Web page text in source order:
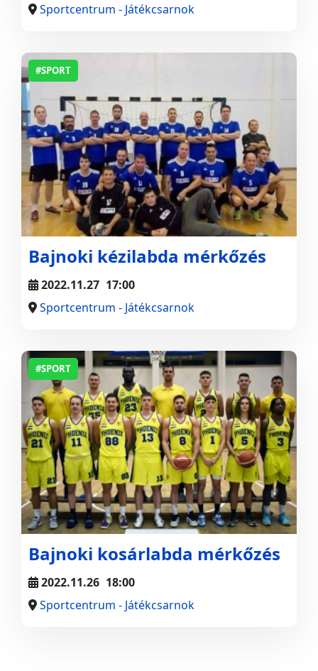
Sportcentrum - Játékcsarnok
#SPORT
Bajnoki kézilabda mérkőzés
2022.11.27 17:00
Sportcentrum - Játékcsarnok
#SPORT
Bajnoki kosárlabda mérkőzés
2022.11.26 18:00
Sportcentrum - Játékcsarnok